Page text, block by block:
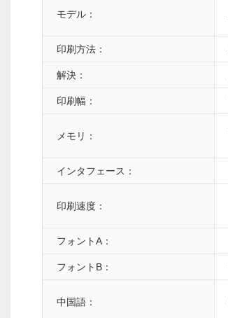
モデル：
印刷方法：
解決：
印刷幅：
メモリ：
インタフェース：
印刷速度：
フォントA：
フォントB：
中国語：